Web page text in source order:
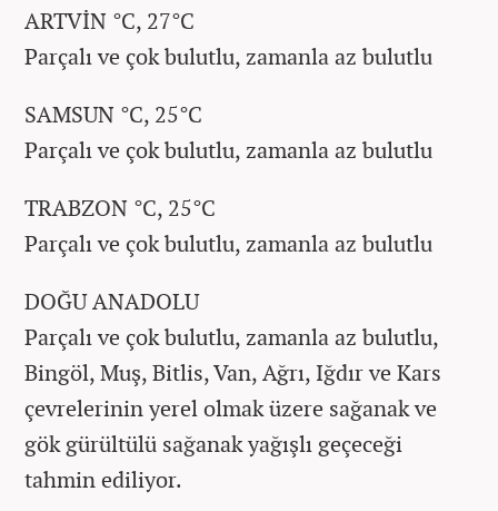
ARTVİN °C, 27°C
Parçalı ve çok bulutlu, zamanla az bulutlu
SAMSUN °C, 25°C
Parçalı ve çok bulutlu, zamanla az bulutlu
TRABZON °C, 25°C
Parçalı ve çok bulutlu, zamanla az bulutlu
DOĞU ANADOLU
Parçalı ve çok bulutlu, zamanla az bulutlu,
Bingöl, Muş, Bitlis, Van, Ağrı, Iğdır ve Kars
çevrelerinin yerel olmak üzere sağanak ve
gök gürültülü sağanak yağışlı geçeceği
tahmin ediliyor.